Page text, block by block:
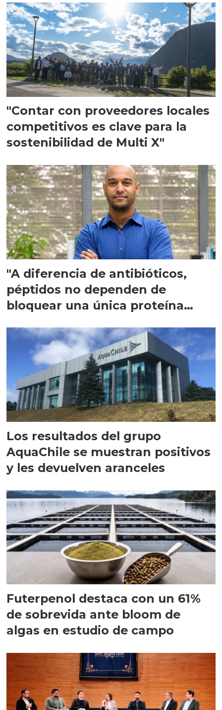
"Contar con proveedores locales
competitivos es clave para la
sostenibilidad de Multi X"
"A diferencia de antibióticos,
péptidos no dependen de
bloquear una única proteína
Los resultados del grupo
AquaChile se muestran positivos
y les devuelven aranceles
Futerpenol destaca con un 61%
de sobrevida ante bloom de
algas en estudio de campo